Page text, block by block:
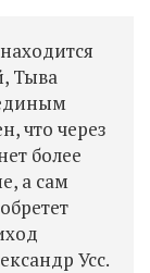
Тыва
что через
более
а сам
Усс.